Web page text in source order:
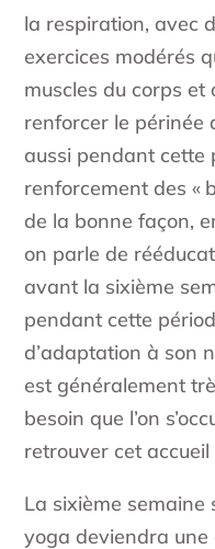
la respiration, avec
exercices modérés
muscles du corps
renforcer le périnée
aussi pendant cette
renforcement des «
de la bonne façon,
on parle de
avant la sixième
pendant cette
d’adaptation à son
est généralement
besoin que l’on
retrouver cet
La sixième semaine
yoga deviendra